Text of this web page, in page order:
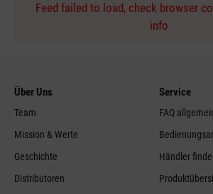
Feed failed to load, check browser
info
Über Uns
Team
Mission & Werte
Geschichte
Distributoren
Service
FAQ
Händler